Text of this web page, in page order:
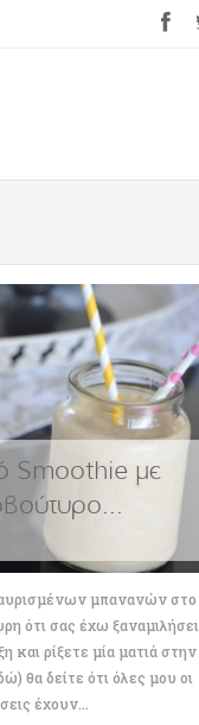
Smoothie με
μπανανών στο
ότι σας έχω ξαναμιλήσει
και ρίξετε μία ματιά στην
θα δείτε ότι όλες μου οι
έχουν...